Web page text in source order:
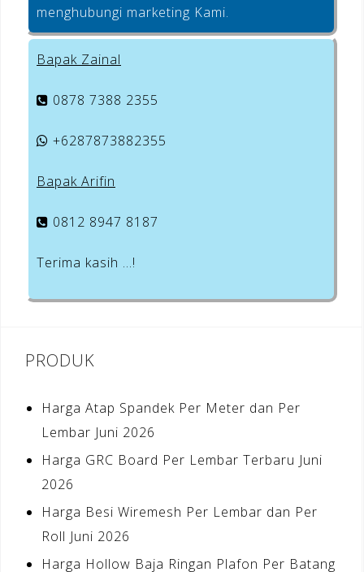
menghubungi marketing Kami.
Bapak Zainal
0878 7388 2355
+6287873882355
Bapak Arifin
0812 8947 8187
Terima kasih …!
PRODUK
Harga Atap Spandek Per Meter dan Per
Lembar Juni 2026
Harga GRC Board Per Lembar Terbaru Juni
2026
Harga Besi Wiremesh Per Lembar dan Per
Roll Juni 2026
Harga Hollow Baja Ringan Plafon Per Batang